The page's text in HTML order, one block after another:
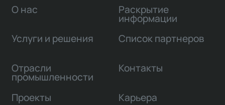
О нас
Услуги и решения
Отрасли
промышленности
Проекты
Раскрытие
информации
Список партнеров
Контакты
Карьера